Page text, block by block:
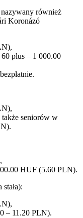
również
Koronázó
plus – 1 000.00
seniorów w
HUF (5.60 PLN).
– 11.20 PLN).